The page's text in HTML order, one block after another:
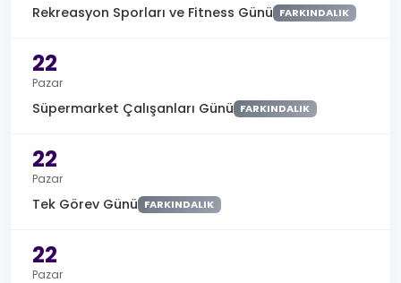
Rekreasyon Sporları ve Fitness Günü FARKINDALIK
22
Pazar
Süpermarket Çalışanları Günü FARKINDALIK
22
Pazar
Tek Görev Günü FARKINDALIK
22
Pazar